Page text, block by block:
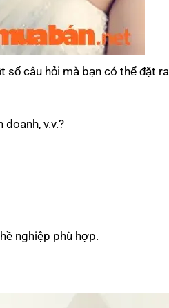
số câu hỏi mà bạn có thể đặt ra
v.v.?
nghiệp phù hợp.